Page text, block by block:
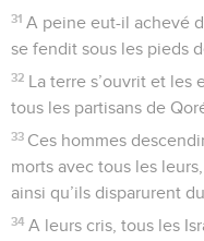
31 A peine eut-il achevé
se fendit sous les pieds
32 La terre s’ouvrit et les
tous les partisans de
33 Ces hommes
morts avec tous les
ainsi qu’ils disparurent
34 A leurs cris, tous les